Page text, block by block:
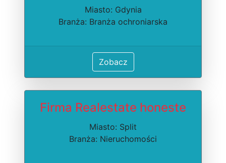
Miasto: Gdynia
Branża: Branża ochroniarska
Zobacz
Firma Realestate honeste
Miasto: Split
Branża: Nieruchomości